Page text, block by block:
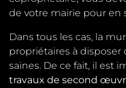
de votre mairie pour en
Dans tous les cas, la
propriétaires à disposer
saines. De ce fait, il est
travaux de second